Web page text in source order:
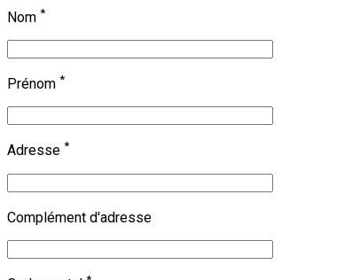
Nom *
Prénom *
Adresse *
Complément d'adresse